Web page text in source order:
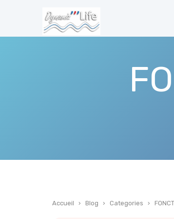
Accueil › Blog › Categories ›